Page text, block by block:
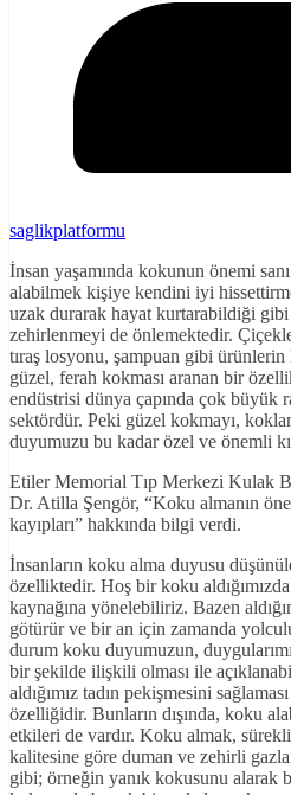
saglikplatformu
İnsan yaşamında kokunun önemi
alabilmek kişiye kendini iyi
uzak durarak hayat kurtarabildiği gibi
zehirlenmeyi de önlemektedir.
tıraş losyonu, şampuan gibi
güzel, ferah kokması aranan bir
endüstrisi dünya çapında çok büyük
sektördür. Peki güzel kokmayı,
duyumuzu bu kadar özel ve önemli
Etiler Memorial Tıp Merkezi Kulak
Dr. Atilla Şengör, “Koku almanın
kayıpları” hakkında bilgi verdi.
İnsanların koku alma duyusu
özelliktedir. Hoş bir koku
kaynağına yönelebiliriz. Bazen
götürür ve bir an için zamanda
durum koku duyumuzun,
bir şekilde ilişkili olması ile
aldığımız tadın pekişmesini
özelliğidir. Bunların dışında, koku
etkileri de vardır. Koku almak,
kalitesine göre duman ve zehirli
gibi; örneğin yanık kokusunu alarak